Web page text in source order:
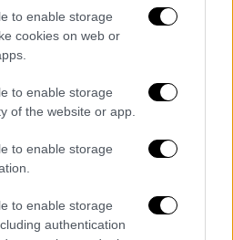
to enable storage
cookies on web or
to enable storage
of the website or app.
to enable storage
to enable storage
authentication
15:40
προς την Ουκρανία
Λαύρα των
απέστειλε
εκφράζοντας τη
για τη ρωσική
η οποία
Λαύρα των Σπηλαίων